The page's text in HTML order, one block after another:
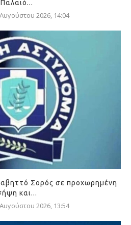
Παλαιό...
2026, 14:04
Σορός σε προχωρημένη
και...
2026, 13:54